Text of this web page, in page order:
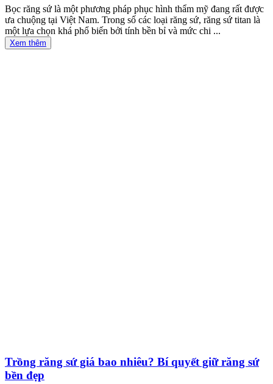
Bọc răng sứ là một phương pháp phục hình thẩm mỹ đang rất được
ưa chuộng tại Việt Nam. Trong số các loại răng sứ, răng sứ titan là
một lựa chọn khá phổ biến bởi tính bền bỉ và mức chi ...
Xem thêm
Trồng răng sứ giá bao nhiêu? Bí quyết giữ răng sứ
bền đẹp